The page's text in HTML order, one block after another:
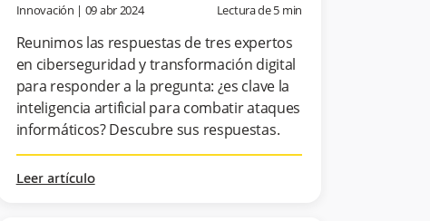
Innovación | 09 abr 2024 Lectura de5 min
Reunimos las respuestas de tres expertos
en ciberseguridad y transformación digital
para responder a la pregunta: ¿es clave la
inteligencia artificial para combatir ataques
informáticos? Descubre sus respuestas.
Leer artículo